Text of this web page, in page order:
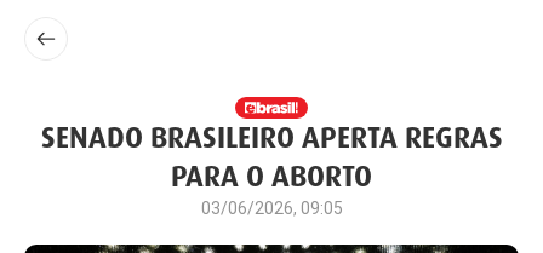
SENADO BRASILEIRO APERTA REGRAS
PARA O ABORTO
03/06/2026, 09:05